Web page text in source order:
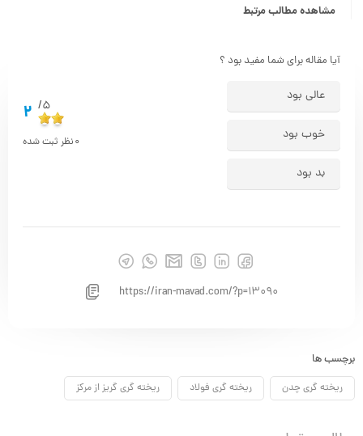
مشاهده مطالب مرتبط
آیا مقاله برای شما مفید بود ؟
عالی بود
خوب بود
بد بود
5/
2
0نظر ثبت شده
https://iran-mavad.com/?p=13090
برچسب ها
ریخته گری چدن ریخته گری فولاد ریخته گری گریز از مرکز